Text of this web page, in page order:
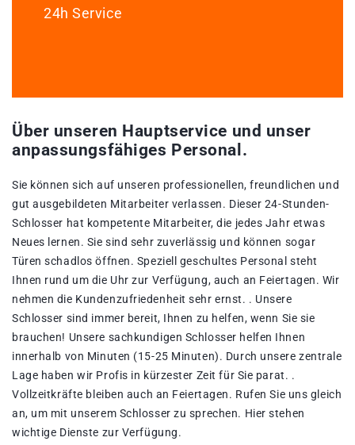
24h Service
Über unseren Hauptservice und unser
anpassungsfähiges Personal.
Sie können sich auf unseren professionellen, freundlichen und
gut ausgebildeten Mitarbeiter verlassen. Dieser 24-Stunden-
Schlosser hat kompetente Mitarbeiter, die jedes Jahr etwas
Neues lernen. Sie sind sehr zuverlässig und können sogar
Türen schadlos öffnen. Speziell geschultes Personal steht
Ihnen rund um die Uhr zur Verfügung, auch an Feiertagen. Wir
nehmen die Kundenzufriedenheit sehr ernst. . Unsere
Schlosser sind immer bereit, Ihnen zu helfen, wenn Sie sie
brauchen! Unsere sachkundigen Schlosser helfen Ihnen
innerhalb von Minuten (15-25 Minuten). Durch unsere zentrale
Lage haben wir Profis in kürzester Zeit für Sie parat. .
Vollzeitkräfte bleiben auch an Feiertagen. Rufen Sie uns gleich
an, um mit unserem Schlosser zu sprechen. Hier stehen
wichtige Dienste zur Verfügung.